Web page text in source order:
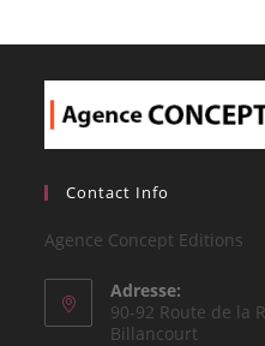
Contact Info
Agence Concept Editions
Adresse:
90-92 Route de la
Billancourt